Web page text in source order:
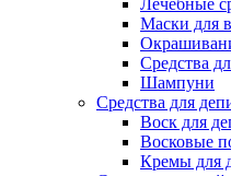
Маски для
Средства
Шампуни
Средства для
Воск для
Восковые
Кремы для